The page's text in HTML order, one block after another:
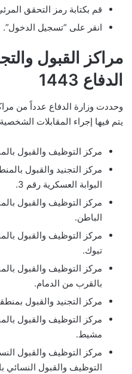
قم بكتابة رمز التحقق
انقر على “تسجيل الدخول”.
مراكز القبول
الدفاع 1443
وحددت وزارة الدفاع عدداً من
يتم فيها إجراء المقابلات
مركز التوظيف والقبول
مركز التجنيد والقبول
البوابة العسكرية رقم 3.
مركز التوظيف والقبول
الباطن.
مركز التوظيف والقبول
تبوك.
مركز التوظيف والقبول
بالقرب من الدمام.
مركز التجنيد والقبول
مركز التوظيف والقبول
مشيط.
مركز التوظيف والقبول
التوظيف والقبول النسائي